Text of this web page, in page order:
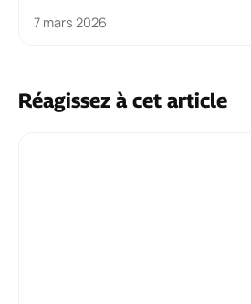
7 mars 2026
Réagissez à cet article